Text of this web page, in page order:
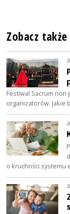
Zobacz także
Festiwal Sacrum non
organizatorów. Jakie
o kruchości systemu